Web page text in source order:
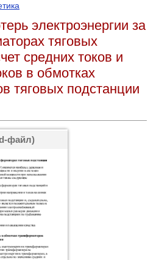
электроэнергии за
тяговых
средних токов и
в обмотках
тяговых подстанции
файл)